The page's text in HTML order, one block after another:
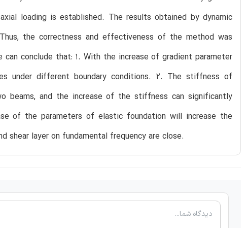
loading is established. The results obtained by dynamic
the correctness and effectiveness of the method was
conclude that: 1. With the increase of gradient parameter
under different boundary conditions. 2. The stiffness of
beams, and the increase of the stiffness can significantly
of the parameters of elastic foundation will increase the
layer on fundamental frequency are close.